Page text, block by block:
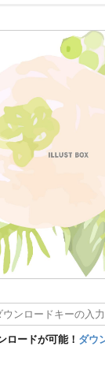
ロードが可能！ ダウ